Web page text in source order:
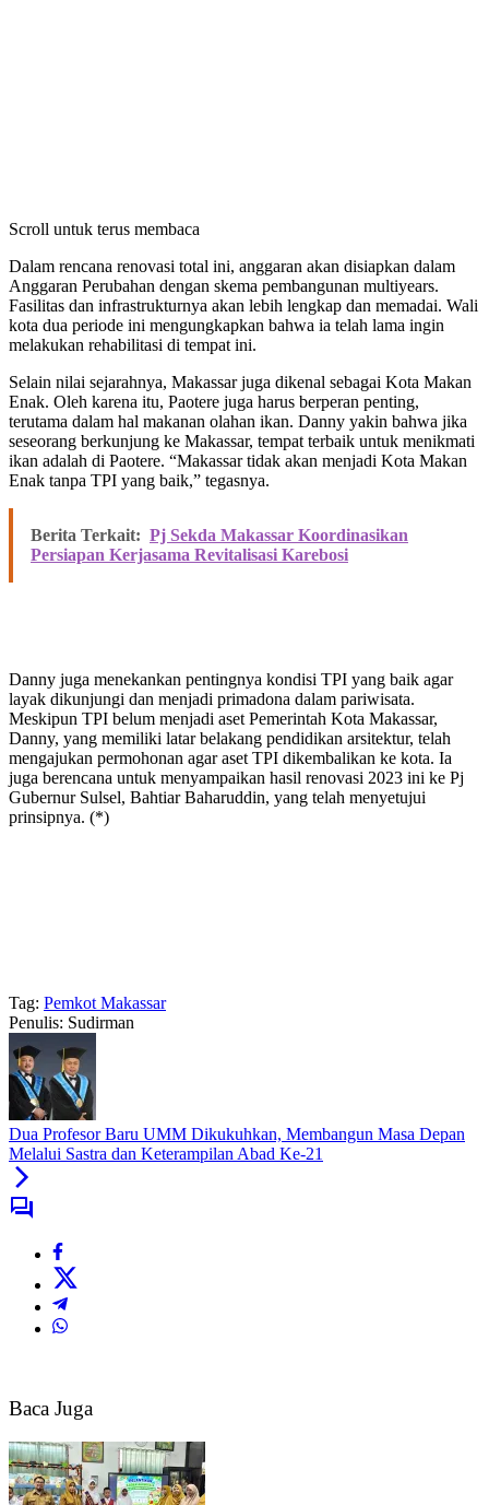
Scroll untuk terus membaca
Dalam rencana renovasi total ini, anggaran akan disiapkan dalam
Anggaran Perubahan dengan skema pembangunan multiyears.
Fasilitas dan infrastrukturnya akan lebih lengkap dan memadai. Wali
kota dua periode ini mengungkapkan bahwa ia telah lama ingin
melakukan rehabilitasi di tempat ini.
Selain nilai sejarahnya, Makassar juga dikenal sebagai Kota Makan
Enak. Oleh karena itu, Paotere juga harus berperan penting,
terutama dalam hal makanan olahan ikan. Danny yakin bahwa jika
seseorang berkunjung ke Makassar, tempat terbaik untuk menikmati
ikan adalah di Paotere. “Makassar tidak akan menjadi Kota Makan
Enak tanpa TPI yang baik,” tegasnya.
Berita Terkait: Pj Sekda Makassar Koordinasikan
Persiapan Kerjasama Revitalisasi Karebosi
Danny juga menekankan pentingnya kondisi TPI yang baik agar
layak dikunjungi dan menjadi primadona dalam pariwisata.
Meskipun TPI belum menjadi aset Pemerintah Kota Makassar,
Danny, yang memiliki latar belakang pendidikan arsitektur, telah
mengajukan permohonan agar aset TPI dikembalikan ke kota. Ia
juga berencana untuk menyampaikan hasil renovasi 2023 ini ke Pj
Gubernur Sulsel, Bahtiar Baharuddin, yang telah menyetujui
prinsipnya. (*)
Tag: Pemkot Makassar
Penulis: Sudirman
Dua Profesor Baru UMM Dikukuhkan, Membangun Masa Depan
Melalui Sastra dan Keterampilan Abad Ke-21
Baca Juga